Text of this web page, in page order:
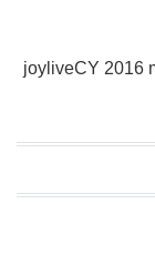
joyliveCY 2016